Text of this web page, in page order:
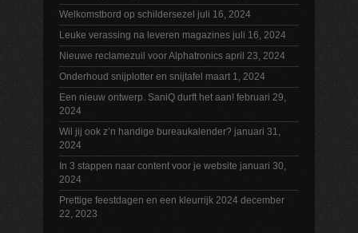
Welkomstbord op schildersezel juli 16, 2024
Leuke verassing na leveren magazines juli 16, 2024
Nieuwe reclamezuil voor Alphatronics april 23, 2024
Onderhoud snijplotter en snijtafel maart 1, 2024
Een nieuw ontwerp. SaniQ durft het aan! februari 29,
2024
Wil jij ook z’n handige bureaukalender? januari 31,
2024
In 3 stappen naar content voor je website januari 30,
2024
Prettige feestdagen en een kleurrijk 2024 december
22, 2023